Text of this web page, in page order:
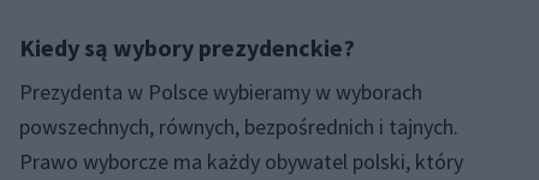
Kiedy są wybory prezydenckie?
Prezydenta w Polsce wybieramy w wyborach
powszechnych, równych, bezpośrednich i tajnych.
Prawo wyborcze ma każdy obywatel polski, który